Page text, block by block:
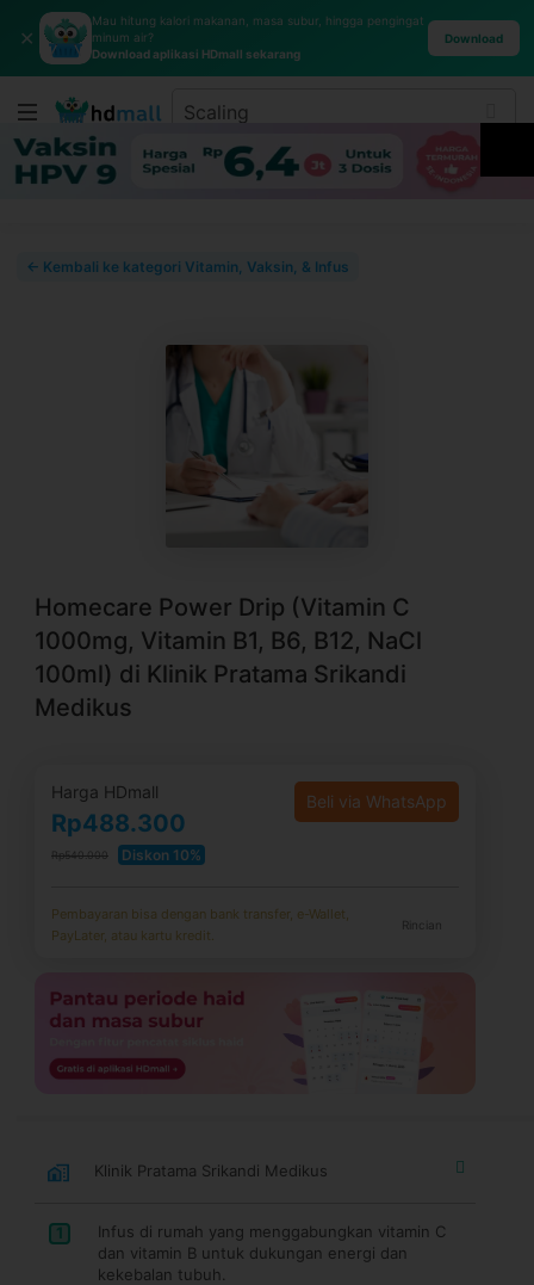
✕
Mau hitung kalori makanan, masa subur, hingga pengingat
minum air?
Download aplikasi HDmall sekarang
Download
← Kembali ke kategori Vitamin, Vaksin, & Infus
Homecare Power Drip (Vitamin C
1000mg, Vitamin B1, B6, B12, NaCl
100ml) di Klinik Pratama Srikandi
Medikus
Harga HDmall
Rp488.300
Rp540.000 Diskon 10%
Beli via WhatsApp
Pembayaran bisa dengan bank transfer, e-Wallet,
PayLater, atau kartu kredit.
Rincian
Klinik Pratama Srikandi Medikus
1
Infus di rumah yang menggabungkan vitamin C
dan vitamin B untuk dukungan energi dan
kekebalan tubuh.